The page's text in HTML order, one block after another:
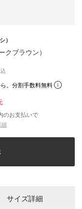
）
クブラウン）
。分割手数料無料
のお支払いで
細
サイズ詳細